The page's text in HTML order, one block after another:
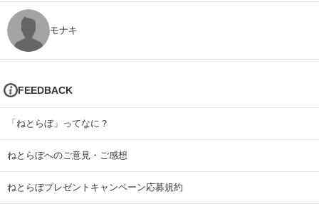
モナキ
FEEDBACK
「ねとらぼ」ってなに？
ねとらぼへのご意見・ご感想
ねとらぼプレゼントキャンペーン応募規約